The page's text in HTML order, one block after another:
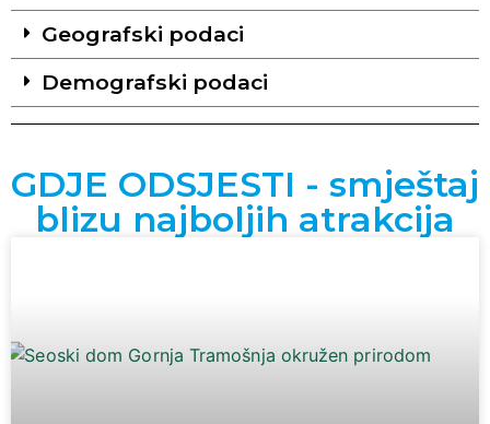
Geografski podaci
Demografski podaci
GDJE ODSJESTI - smještaj
blizu najboljih atrakcija